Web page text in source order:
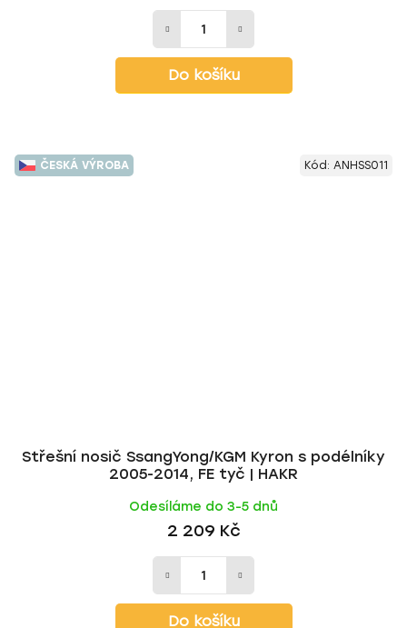
Do košíku
ČESKÁ VÝROBA
Střešní nosič SsangYong/KGM Kyron s podélníky
2005-2014, FE tyč | HAKR
Odesíláme do 3-5 dnů
2 209 Kč
Do košíku
Kód: ANHSS011